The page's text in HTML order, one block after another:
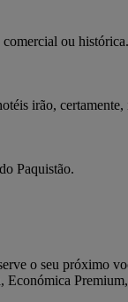
ou histórica.
irão, certamente,
Paquistão.
o seu próximo